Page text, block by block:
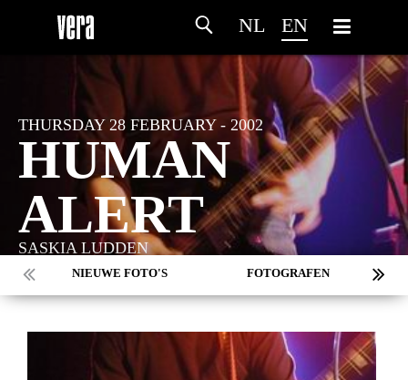
NL EN
THURSDAY 28 FEBRUARY - 2002
HUMAN
ALERT
SASKIA LUDDEN
NIEUWE FOTO'S FOTOGRAFEN
MARC DE KROSSE
PEER
MISCHA VEENEMA